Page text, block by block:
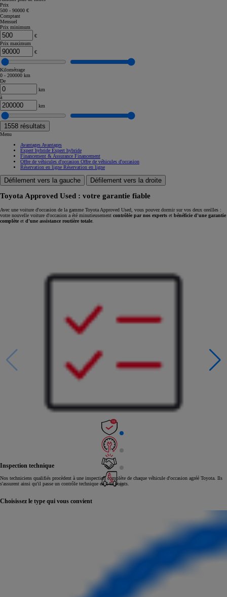
Prix
500 - 90000 €
Comptant
Mensuel
Prix minimum
€
Prix maximum
€
Kilométrage
0 - 200000 km
De
km
à
km
1558 résultats
Menu
Avantages Avantages
Expert hybride Expert hybride
Financement & Assurance Financement
Offre de véhicules d'occasion Offre de véhicules d'occasion
Réservation en ligne Réservation en ligne
Défilement vers la gauche Défilement vers la droite
Toyota Approved Used : votre garantie fiable
Avec une voiture d'occasion de la gamme Toyota Approved Used, vous pouvez dormir sur vos deux oreilles :
votre nouvelle voiture d'occasion a été minutieusement contrôlée par nos experts et bénéficie d'une garantie
complète et d'une assistance routière totale
Inspection technique
Nos techniciens qualifiés procèdent à une inspection complète de chaque véhicule d'occasion agréé Toyota. Ils
s'assurent ainsi qu'il passe un contrôle technique en 145 points.
Choisissez le type qui vous convient